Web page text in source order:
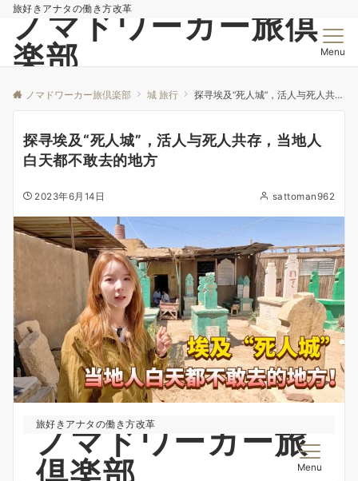
旅好きアナタの働き方改革
ノマドワーカー旅倶
楽部
Menu
ノマドワーカー旅倶楽部 城 旅行 探寻埃及“死人城”，活人与死人共存，当地人白天都不敢去的地方
探寻埃及“死人城”，活人与死人共存，当地人
白天都不敢去的地方
2023年6月14日 sattoman962